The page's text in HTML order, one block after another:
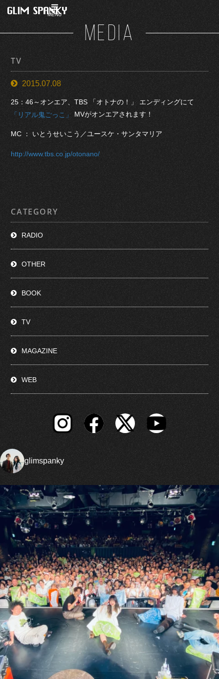
MENU
MEDIA
TV
2015.07.08
25：46～オンエア、TBS 「オトナの！」 エンディングにて
「リアル鬼ごっこ」 MVがオンエアされます！
MC ： いとうせいこう／ユースケ・サンタマリア
http://www.tbs.co.jp/otonano/
CATEGORY
RADIO
OTHER
BOOK
TV
MAGAZINE
WEB
glimspanky